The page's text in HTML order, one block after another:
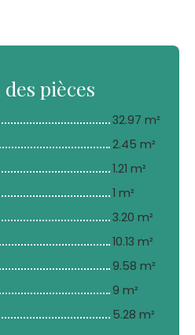
des pièces
32.97 m²
2.45 m²
1.21 m²
1 m²
3.20 m²
10.13 m²
9.58 m²
9 m²
5.28 m²